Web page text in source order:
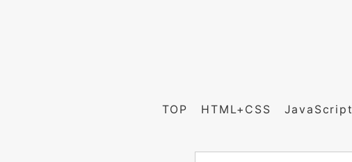
TOP HTML+CSS JavaScript